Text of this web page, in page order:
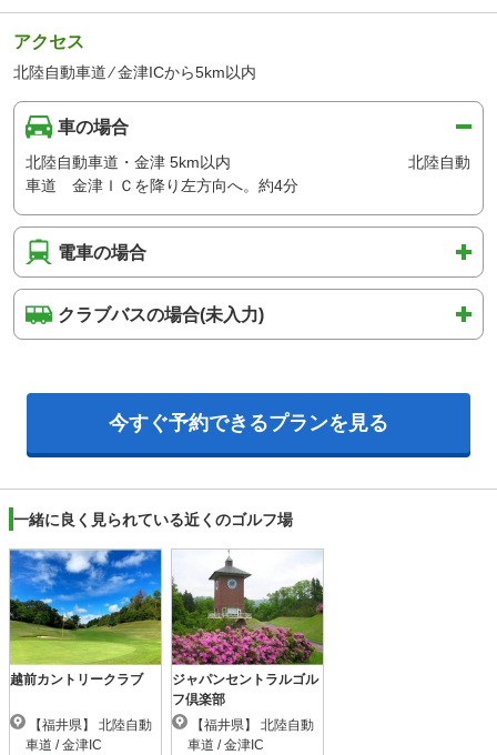
アクセス
北陸自動車道 ⁄ 金津ICから5km以内
車の場合
北陸自動車道・金津 5km以内 北陸自動
車道 金津ＩＣを降り左方向へ。約4分
電車の場合
クラブバスの場合(未入力)
今すぐ予約できるプランを見る
一緒に良く見られている近くのゴルフ場
越前カントリークラブ
車道 / 金津IC
ジャパンセントラルゴル
フ倶楽部
車道 / 金津IC